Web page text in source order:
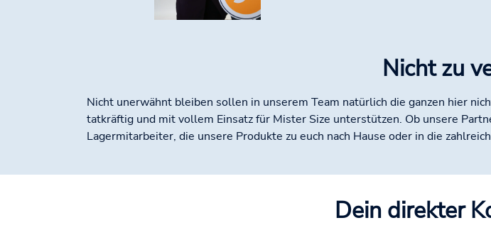
Nicht zu
Nicht unerwähnt bleiben sollen in unserem Team natürlich die ganzen hier
tatkräftig und mit vollem Einsatz für Mister Size unterstützen. Ob unsere
Lagermitarbeiter, die unsere Produkte zu euch nach Hause oder in die
Dein direkter